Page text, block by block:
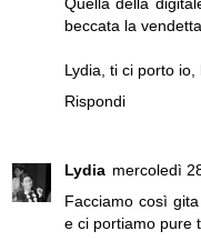
beccata la
Lydia, ti ci porto
Rispondi
Lydia mercoledì
Facciamo così
e ci portiamo pure